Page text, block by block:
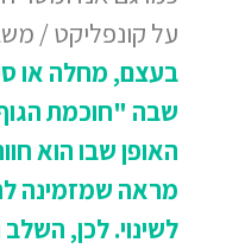
על קונפליקט /
בעצם, מחלה או
שבה "חוכמת
האופן שבו הוא
מראה שמזמינה
לשינוי. לכן,